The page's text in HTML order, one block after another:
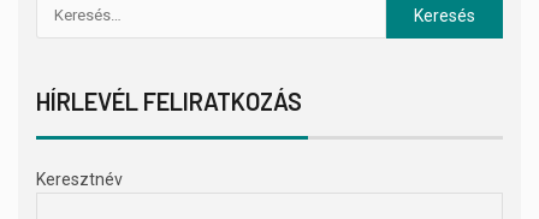
HÍRLEVÉL FELIRATKOZÁS
Keresztnév